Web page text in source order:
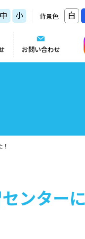
中 小 背景色 白
お問い合わせ
ンター